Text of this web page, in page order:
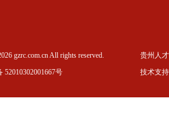
gzrc.com.cn All rights reserved.
52010302001667号
贵州人
技术支